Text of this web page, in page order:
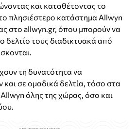
και καταθέτοντας το
πλησιέστερο κατάστημα Allwyn
στο allwyn.gr, όπου μπορούν να
δελτίο τους διαδικτυακά από
τη δυνατότητα να
σε ομαδικά δελτία, τόσο στα
όλης της χώρας, όσο και